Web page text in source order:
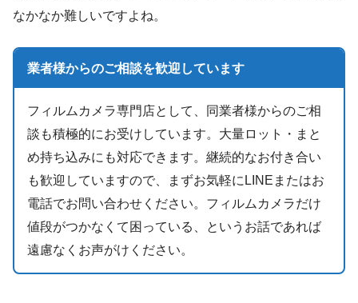
なかなか難しいですよね。
業者様からのご相談を歓迎しています
フィルムカメラ専門店として、同業者様からのご相
談も積極的にお受けしています。大量ロット・まと
め持ち込みにも対応できます。継続的なお付き合い
も歓迎していますので、まずお気軽にLINEまたはお
電話でお問い合わせください。フィルムカメラだけ
値段がつかなくて困っている、というお話であれば
遠慮なくお声がけください。